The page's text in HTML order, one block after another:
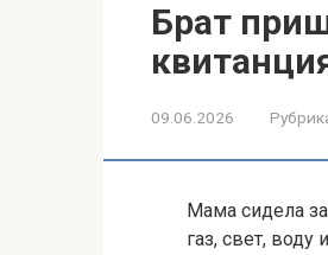
Брат
09.06.2026
Мама сидела
газ, свет,